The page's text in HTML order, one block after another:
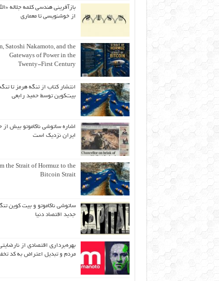
بازآفرینی هندسی کلمه جلاله
از خوشنویسی تا معماری
Satoshi Nakamoto, and the
Gateways of Power in the
Twenty-First Century
انتشار کتاب از تنگه هرمز تا
بیت‌کوین توسط حمید رابعی
اشاره ساتوشی ناکاموتو بیش از
ایران نزدیک است
the Strait of Hormuz to the
Bitcoin Strait
ساتوشی ناکاموتو و بیت کوین
جدید اقتصاد دنیا
بهره‌برداری اقتصادی از
مردم و تبدیل اعتراض به کد